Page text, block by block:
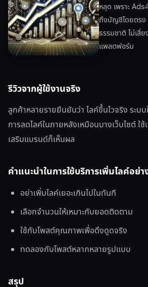
หลุด เพราะ
ถึงบัญชีโดยตรง
ธรรมชาติ ไม่เสี่
แพลตฟอร์ม
รีวิวจากผู้ใช้งานจริง
ลูกค้าหลายรายยืนยันว่า ไลค์ขึ้นไวจริง ระบบ
การลดไลค์ในภายหลังเหมือนบางเว็บไซต์ ใ
เสริมแบรนด์ก็เห็นผล
คำแนะนำในการใช้บริการเพิ่มไลค์อย่
อย่าเพิ่มไลค์เยอะเกินไปในทันที
เลือกจำนวนให้เหมาะกับยอดติดตาม
ใช้กับโพสต์คุณภาพเพื่อดึงดูดจริง
ทดลองกับโพสต์หลากหลายรูปแบบ
สรุป